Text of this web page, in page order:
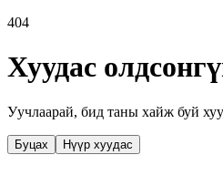
404
Хуудас
Уучлаарай, бид таны хайж буй
Буцах Нүүр хуудас